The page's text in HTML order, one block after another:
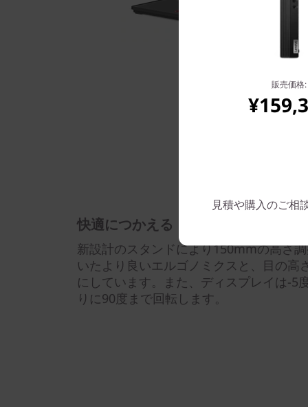
快適につかえる
新設計のスタンドにより150mmの高さ
いたより良いエルゴノミクスと、目の高
にしています。また、ディスプレイは-5
りに90度まで回転します。
販売価格:
見積や購入のご相